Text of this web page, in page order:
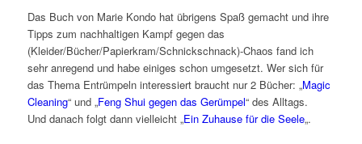
Das Buch von Marie Kondo hat übrigens Spaß gemacht und ihre
Tipps zum nachhaltigen Kampf gegen das
(Kleider/Bücher/Papierkram/Schnickschnack)-Chaos fand ich
sehr anregend und habe einiges schon umgesetzt. Wer sich für
das Thema Entrümpeln interessiert braucht nur 2 Bücher: „Magic
Cleaning“ und „Feng Shui gegen das Gerümpel“ des Alltags.
Und danach folgt dann vielleicht „Ein Zuhause für die Seele„.